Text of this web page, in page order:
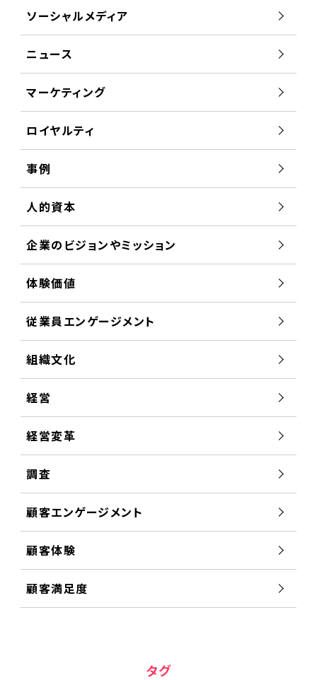
ソーシャルメディア
ニュース
マーケティング
ロイヤルティ
事例
人的資本
企業のビジョンやミッション
体験価値
従業員エンゲージメント
組織文化
経営
経営変革
調査
顧客エンゲージメント
顧客体験
顧客満足度
タグ